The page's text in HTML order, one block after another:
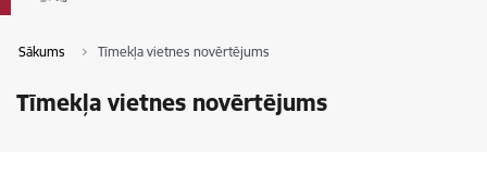
Sākums Tīmekļa vietnes novērtējums
Tīmekļa vietnes novērtējums